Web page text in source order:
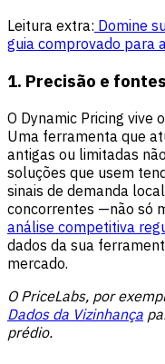
Leitura extra: Domine
guia comprovado para
1. Precisão e
O Dynamic Pricing vive
Uma ferramenta que
antigas ou limitadas
soluções que usem
sinais de demanda
concorrentes —não só
análise competitiva
dados da sua
mercado.
O PriceLabs, por
Dados da Vizinhança
prédio.